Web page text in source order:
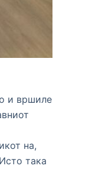
и вршиле
на,
така